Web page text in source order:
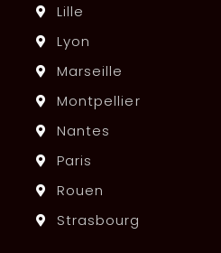
Lille
Lyon
Marseille
Montpellier
Nantes
Paris
Rouen
Strasbourg